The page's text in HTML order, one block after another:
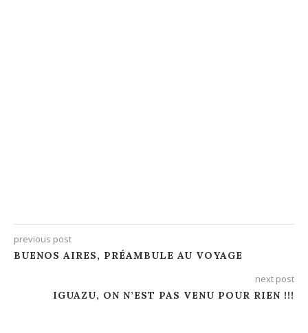
previous post
BUENOS AIRES, PRÉAMBULE AU VOYAGE
next post
IGUAZU, ON N’EST PAS VENU POUR RIEN !!!